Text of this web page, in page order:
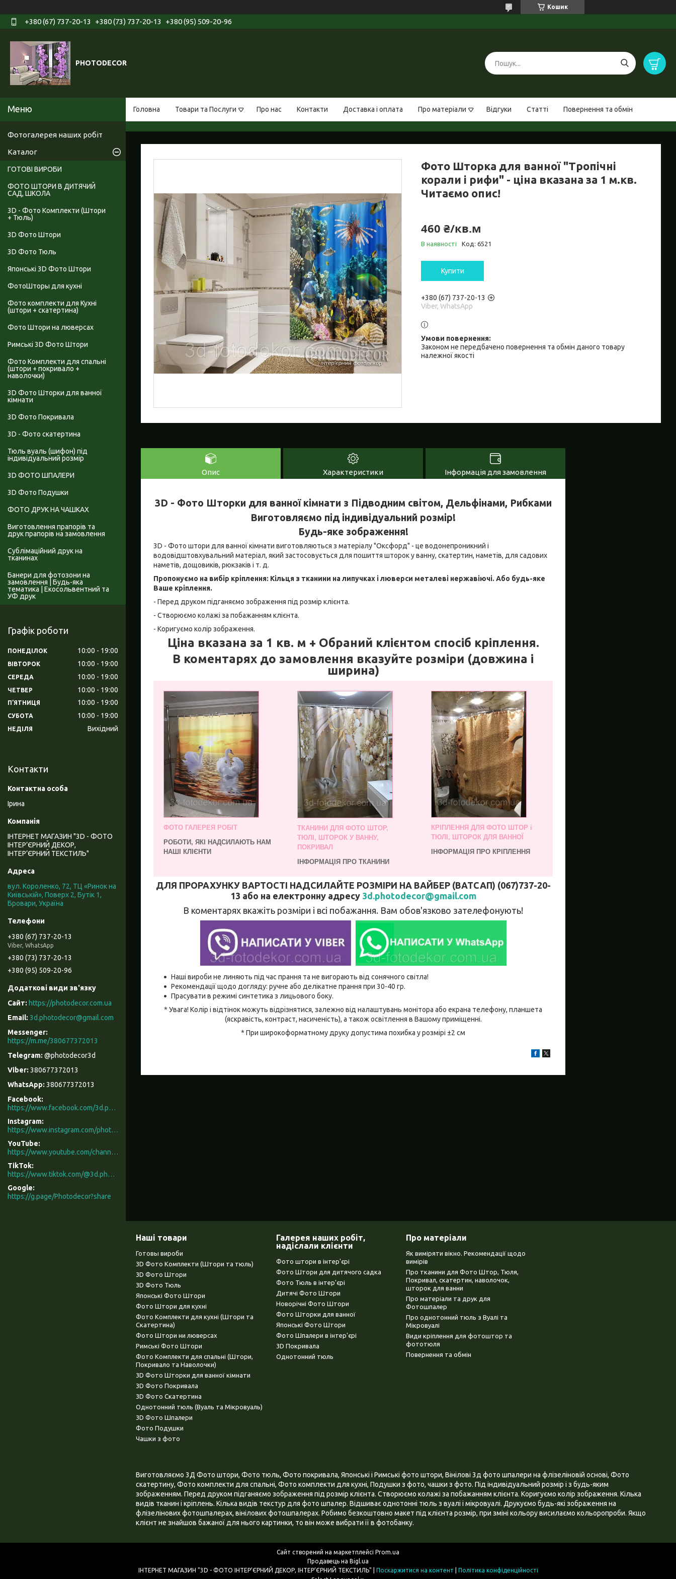
Кошик
+380 (67) 737-20-13 +380 (73) 737-20-13 +380 (95) 509-20-96
PHOTODECOR
Головна Товари та Послуги Про нас Контакти Доставка і оплата Про матеріали Відгуки Статті Повернення та обмін
Фото Шторка для ванної "Тропічні
корали і рифи" - ціна вказана за 1 м.кв.
Читаємо опис!
460 ₴/кв.м
В наявності Код: 6521
Купити
+380 (67) 737-20-13
Viber, WhatsApp
Законом не передбачено повернення та обмін даного товару
належної якості
Опис Характеристики Інформація для замовлення
3D - Фото Шторки для ванної кімнати з Підводним світом, Дельфінами, Рибками
Виготовляємо під індивідуальний розмір!
Будь-яке зображення!
3D - Фото штори для ванної кімнати виготовляються з матеріалу "Оксфорд" - це водонепроникний і
водовідштовхувальний матеріал, який застосовується для пошиття шторок у ванну, скатертин, наметів, для садових
наметів, дощовиків, рюкзаків і т. д.
Пропонуємо на вибір кріплення: Кільця з тканини на липучках і люверси металеві нержавіючі. Або будь-яке
Ваше кріплення.
- Перед друком підганяємо зображення під розмір клієнта.
- Створюємо колажі за побажанням клієнта.
- Коригуємо колір зображення.
Ціна вказана за 1 кв. м + Обраний клієнтом спосіб кріплення.
В коментарях до замовлення вказуйте розміри (довжина і
ширина)
ФОТО ГАЛЕРЕЯ РОБІТ
РОБОТИ, ЯКІ НАДСИЛАЮТЬ НАМ
НАШІ КЛІЄНТИ
ТКАНИНИ ДЛЯ ФОТО ШТОР,
ТЮЛІ, ШТОРОК У ВАННУ,
ПОКРИВАЛ
ІНФОРМАЦІЯ ПРО ТКАНИНИ
КРІПЛЕННЯ ДЛЯ ФОТО ШТОР і
ТЮЛІ, ШТОРОК ДЛЯ ВАННОЇ
ІНФОРМАЦІЯ ПРО КРІПЛЕННЯ
ДЛЯ ПРОРАХУНКУ ВАРТОСТІ НАДСИЛАЙТЕ РОЗМІРИ НА ВАЙБЕР (ВАТСАП) (067)737-20-
13 або на електронну адресу 3d.photodecor@gmail.com
В коментарях вкажіть розміри і всі побажання. Вам обов'язково зателефонують!
Наші вироби не линяють під час прання та не вигорають від сонячного світла!
Рекомендації щодо догляду: ручне або делікатне прання при 30-40 гр.
Прасувати в режимі синтетика з лицьового боку.
* Увага! Колір і відтінок можуть відрізнятися, залежно від налаштувань монітора або екрана телефону, планшета
(яскравість, контраст, насиченість), а також освітлення в Вашому приміщенні.
* При широкоформатному друку допустима похибка у розмірі ±2 см
Фотогалерея наших робіт
Каталог
ГОТОВІ ВИРОБИ
ФОТО ШТОРИ В ДИТЯЧИЙ
САД, ШКОЛА
3D - Фото Комплекти (Штори
+ Тюль)
3D Фото Штори
3D Фото Тюль
Японські 3D Фото Штори
ФотоШторы для кухні
Фото комплекти для Кухні
(штори + скатертина)
Фото Штори на люверсах
Римські 3D Фото Штори
Фото Комплекти для спальні
(штори + покривало +
наволочки)
3D Фото Шторки для ванної
кімнати
3D Фото Покривала
3D - Фото скатертина
Тюль вуаль (шифон) під
індивідуальний розмір
3D ФОТО ШПАЛЕРИ
3D Фото Подушки
ФОТО ДРУК НА ЧАШКАХ
Виготовлення прапорів та
друк прапорів на замовлення
Сублімаційний друк на
тканинах
Банери для фотозони на
замовлення | Будь-яка
тематика | Екосольвентний та
УФ друк
Графік роботи
ПОНЕДІЛОК 10:00 19:00
ВІВТОРОК 10:00 19:00
СЕРЕДА 10:00 19:00
ЧЕТВЕР 10:00 19:00
ПʼЯТНИЦЯ 10:00 19:00
СУБОТА 10:00 19:00
НЕДІЛЯ Вихідний
Контакти
Ірина
ІНТЕРНЕТ МАГАЗИН "3D - ФОТО
ІНТЕР’ЄРНИЙ ДЕКОР,
ІНТЕР’ЄРНИЙ ТЕКСТИЛЬ"
вул. Короленко, 72, ТЦ «Ринок на
Київській», Поверх 2, Бутік 1,
Бровари, Україна
+380 (67) 737-20-13
Viber, WhatsApp
+380 (73) 737-20-13
+380 (95) 509-20-96
https://photodecor.com.ua
3d.photodecor@gmail.com
https://m.me/380677372013
@photodecor3d
380677372013
380677372013
Facebook
https://www.facebook.com/3d.photodecor/
Instagram
https://www.instagram.com/photodecor.com.ua/
YouTube
https://www.youtube.com/channel/UCXCUerfqRY1Pw7-IptdbqyA/videos
TikTok
https://www.tiktok.com/@3d.photodecor?is_from_webapp=1&sender_device=pc
Google
https://g.page/Photodecor?share
Наші товари
Готовы вироби
3D Фото Комплекти (Штори та тюль)
3D Фото Штори
3D Фото Тюль
Японські Фото Штори
Фото Штори для кухні
Фото Комплекти для кухні (Штори та
Скатертина)
Фото Штори ни люверсах
Римські Фото Штори
Фото Комплекти для спальні (Штори,
Покривало та Наволочки)
3D Фото Шторки для ванної кімнати
3D Фото Покривала
3D Фото Скатертина
Однотонний тюль (Вуаль та Мікровуаль)
3D Фото Шпалери
Фото Подушки
Чашки з фото
Галерея наших робіт,
надіслали клієнти
Фото штори в інтер'єрі
Фото Штори для дитячого садка
Фото Тюль в інтер'єрі
Дитячі Фото Штори
Новорічні Фото Штори
Фото Шторки для ванної
Японські Фото Штори
Фото Шпалери в інтер'єрі
3D Покривала
Однотонний тюль
Про матеріали
Як виміряти вікно. Рекомендації щодо
вимірів
Про тканини для Фото Штор, Тюля,
Покривал, скатертин, наволочок,
шторок для ванни
Про матеріали та друк для
Фотошпалер
Про однотонний тюль з Вуалі та
Мікровуалі
Види кріплення для фотоштор та
фототюля
Повернення та обмін
Виготовляємо 3Д Фото штори, Фото тюль, Фото покривала, Японські і Римські фото штори, Вінілові 3д фото шпалери на флізеліновій основі, Фото
скатертину, Фото комплекти для спальні, Фото комплекти для кухні, Подушки з фото, чашки з фото. Під індивідуальний розмір і з будь-яким
зображенням. Перед друком підганяємо зображення під розмір клієнта. Створюємо колажі за побажанням клієнта. Коригуємо колір зображення. Кілька
видів тканин і кріплень. Кілька видів текстур для фото шпалер. Відшиває однотонні тюль з вуалі і мікровуалі. Друкуємо будь-які зображення на
флізелінових фотошпалерах, вінілових фотошпалерах. Робимо безкоштовно макет під клієнта розмір, при зміні кольору висилаємо кольоропроби. Якщо
клієнт не знайшов бажаної для нього картинки, то він може вибрати її в фотобанку.
Сайт створений на маркетплейсі Prom.ua
Продавець на Bigl.ua
Поскаржитися на контент
Політика конфіденційності